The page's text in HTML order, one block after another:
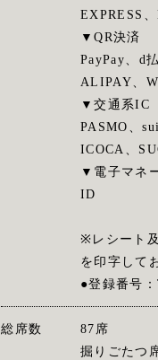
EXPRESS
▼QR決済
PayPay、d
ALIPAY、
▼交通系IC
PASMO、
ICOCA、
▼電子マネ
ID
※レシート
を印字して
●登録番号
総席数
87席
掘りごたつ